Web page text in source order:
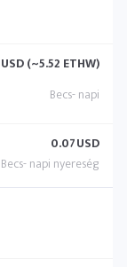
USD (~5.52 ETHW)
0.07USD